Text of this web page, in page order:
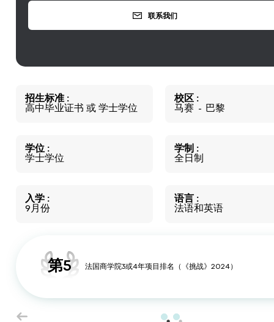
联系我们
招生标准
高中毕业证书 或 学士学位
校区
马赛
巴黎
学位
学士学位
学制
全日制
入学
9月份
语言
法语和英语
第5 法国商学院3或4年项目排名（《挑战》2024）